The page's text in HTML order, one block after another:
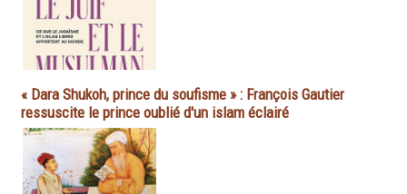
« Dara Shukoh, prince du soufisme » : François Gautier
ressuscite le prince oublié d'un islam éclairé